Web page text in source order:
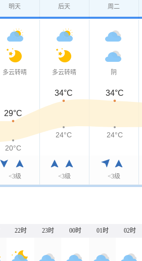
明天 后天 周二
多云转晴
<3级
多云转晴
<3级
阴
<3级
29°C
34°C 34°C
20°C
24°C 24°C
22时 23时 00时 01时 02时